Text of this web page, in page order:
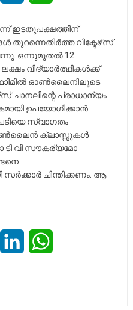
ഇടതുപക്ഷത്തിന്
തുറന്നെതിര്‍ത്ത വിക്ടേഴ്‌സ്
ഒന്നുമുതല്‍ 12
വിദ്യാര്‍ത്ഥികള്‍ക്ക്
ഓണ്‍ലൈനിലൂടെ
ചാനലിന്റെ പ്രാധാന്യം
ഉപയോഗിക്കാന്‍
സ്വാഗതം
ക്ലാസ്സുകൾ
ടി വി സൗകര്യമോ
സർക്കാർ ചിന്തിക്കണം. ആ
Reddit LinkedIn